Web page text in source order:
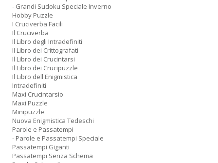
- Grandi Sudoku Speciale Inverno
Hobby Puzzle
I Cruciverba Facili
Il Cruciverba
Il Libro degli Intradefiniti
Il Libro dei Crittografati
Il Libro dei Crucintarsi
Il Libro dei Crucipuzzle
Il Libro dell Enigmistica
Intradefiniti
Maxi Crucintarsio
Maxi Puzzle
Minipuzzle
Nuova Enigmistica Tedeschi
Parole e Passatempi
- Parole e Passatempi Speciale
Passatempi Giganti
Passatempi Senza Schema